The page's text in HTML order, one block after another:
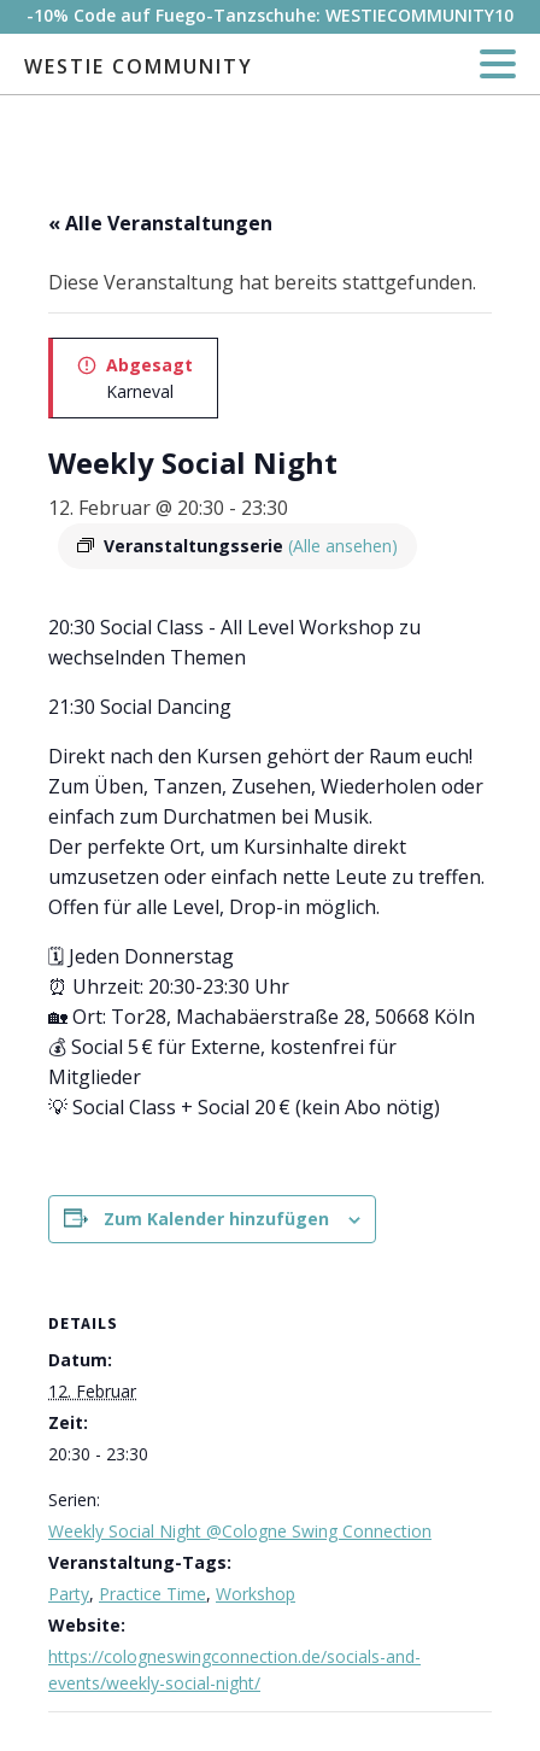
-10% Code auf Fuego-Tanzschuhe: WESTIECOMMUNITY10
WESTIE COMMUNITY
« Alle Veranstaltungen
Diese Veranstaltung hat bereits stattgefunden.
Abgesagt
Karneval
Weekly Social Night
12. Februar @ 20:30 - 23:30
Veranstaltungsserie (Alle ansehen)
20:30 Social Class - All Level Workshop zu
wechselnden Themen
21:30 Social Dancing
Direkt nach den Kursen gehört der Raum euch!
Zum Üben, Tanzen, Zusehen, Wiederholen oder
einfach zum Durchatmen bei Musik.
Der perfekte Ort, um Kursinhalte direkt
umzusetzen oder einfach nette Leute zu treffen.
Offen für alle Level, Drop-in möglich.
🗓 Jeden Donnerstag
⏰ Uhrzeit: 20:30-23:30 Uhr
🏡 Ort: Tor28, Machabäerstraße 28, 50668 Köln
💰 Social 5 € für Externe, kostenfrei für
Mitglieder
💡 Social Class + Social 20 € (kein Abo nötig)
Zum Kalender hinzufügen
DETAILS
Datum:
12. Februar
Zeit:
20:30 - 23:30
Serien:
Weekly Social Night @Cologne Swing Connection
Veranstaltung-Tags:
Party, Practice Time, Workshop
Website:
https://cologneswingconnection.de/socials-and-
events/weekly-social-night/